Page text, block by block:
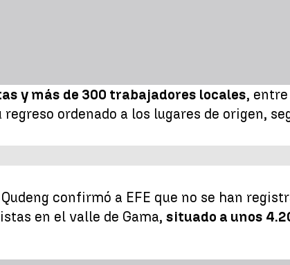
y más de 300 trabajadores locales,
regreso ordenado a los lugares de origen,
confirmó a EFE que no se han
en el valle de Gama, situado a unos